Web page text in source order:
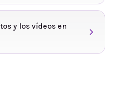
y los vídeos en